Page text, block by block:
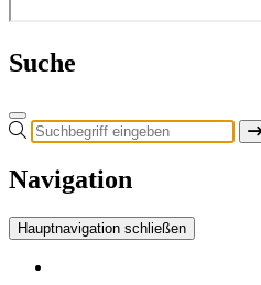
Suche
Navigation
Hauptnavigation schließen